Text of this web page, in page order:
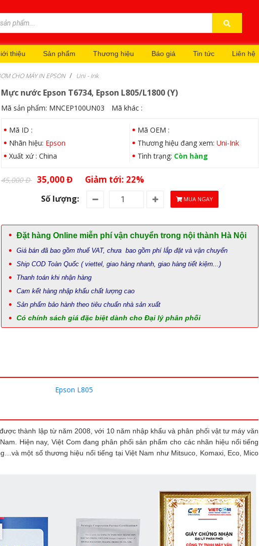
thiệu Sản phẩm Thương hiệu Báo giá Tin tức Liên hệ
CHO MÁY IN EPSON Uni - Ink
Mực nước Epson T6734, Epson L805/L1800 (Y)
Mã sản phẩm: MNCEP100UN03 Mã khác :
Mã ID :
Mã OEM :
Nhãn hiệu: Epson Thương hiệu đang xem: Uni-Ink
Xuất xứ : China
Tình trạng: Còn hàng
45,000 Đ 35,000 Đ Giảm tới: 22%
Số lượng: MUA NGAY
Đặt hàng Online miễn phí vận chuyển trong nội thành Hà Nội
Giá bán đã bao gồm thuế VAT, chưa bao gồm phí lắp đặt và vận chuyển
Ship COD Toàn Quốc ( viettel, giao hàng nhanh, giao hàng tiết kiệm...)
Thanh toán khi nhận hàng
Cam kết hàng nhập khẩu chất lượng cao
Sản phẩm bảo hành theo tiêu chuẩn nhà sản xuất
Có chính sách giá đặc biệt dành cho Đại lý phân phối
Epson L805
thành lập từ năm 2008, với 10 năm nhập khẩu và phân phối vật tư máy văn
Hiện nay, Việt Com đang phân phối sản phẩm cho các nhãn hiệu nổi tiếng
một số thương hiệu nổi tiếng tại Việt Nam như Mitsuco, Komaxi, Eco, Mico